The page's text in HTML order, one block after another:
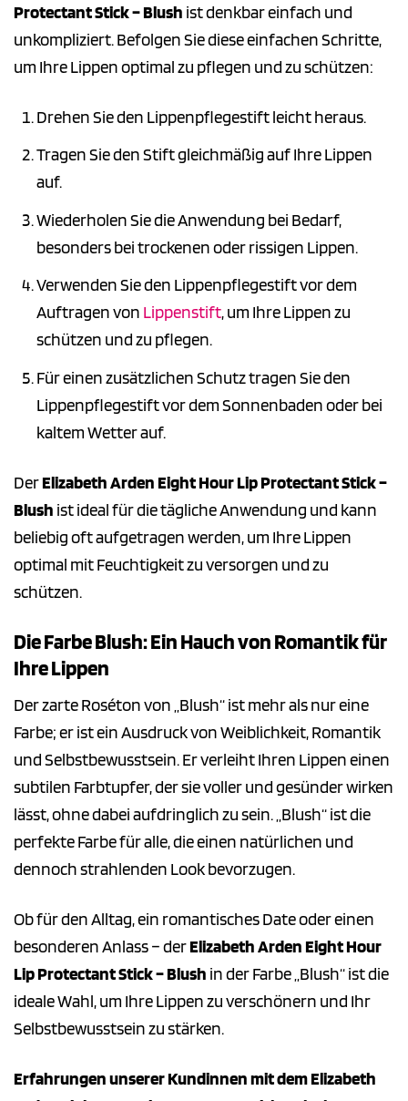
Protectant Stick – Blush ist denkbar einfach und
unkompliziert. Befolgen Sie diese einfachen Schritte,
um Ihre Lippen optimal zu pflegen und zu schützen:
Drehen Sie den Lippenpflegestift leicht heraus.
Tragen Sie den Stift gleichmäßig auf Ihre Lippen
auf.
Wiederholen Sie die Anwendung bei Bedarf,
besonders bei trockenen oder rissigen Lippen.
Verwenden Sie den Lippenpflegestift vor dem
Auftragen von Lippenstift, um Ihre Lippen zu
schützen und zu pflegen.
Für einen zusätzlichen Schutz tragen Sie den
Lippenpflegestift vor dem Sonnenbaden oder bei
kaltem Wetter auf.
DerElizabeth Arden Eight Hour Lip Protectant Stick –
Blush ist ideal für die tägliche Anwendung und kann
beliebig oft aufgetragen werden, um Ihre Lippen
optimal mit Feuchtigkeit zu versorgen und zu
schützen.
Die Farbe Blush: Ein Hauch von Romantik für
Ihre Lippen
Der zarte Roséton von „Blush“ ist mehr als nur eine
Farbe; er ist ein Ausdruck von Weiblichkeit, Romantik
und Selbstbewusstsein. Er verleiht Ihren Lippen einen
subtilen Farbtupfer, der sie voller und gesünder wirken
lässt, ohne dabei aufdringlich zu sein. „Blush“ ist die
perfekte Farbe für alle, die einen natürlichen und
dennoch strahlenden Look bevorzugen.
Ob für den Alltag, ein romantisches Date oder einen
besonderen Anlass – derElizabeth Arden Eight Hour
Lip Protectant Stick – Blush in der Farbe „Blush“ ist die
ideale Wahl, um Ihre Lippen zu verschönern und Ihr
Selbstbewusstsein zu stärken.
Erfahrungen unserer Kundinnen mit dem Elizabeth